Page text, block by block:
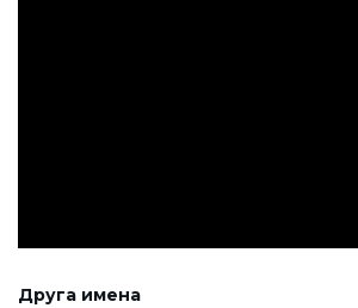
Друга имена